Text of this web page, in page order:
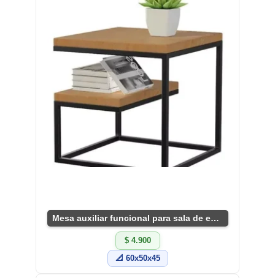
Mesa auxiliar funcional para sala de estar
$ 4.900
📐 60x50x45